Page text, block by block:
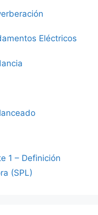
Eléctricos
1 – Definición
(SPL)